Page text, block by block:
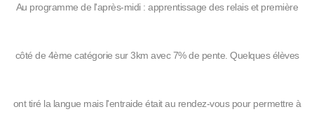
Au programme de l'après-midi : apprentissage des relais et première
côté de 4ème catégorie sur 3km avec 7% de pente. Quelques élèves
ont tiré la langue mais l'entraide était au rendez-vous pour permettre à